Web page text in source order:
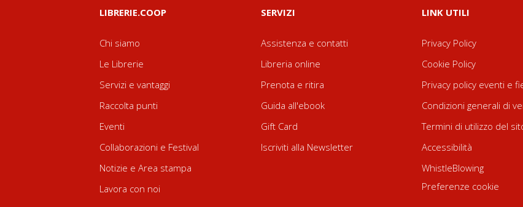
LIBRERIE.COOP
Chi siamo
Le Librerie
Servizi e vantaggi
Raccolta punti
Eventi
Collaborazioni e Festival
Notizie e Area stampa
Lavora con noi
SERVIZI
Assistenza e contatti
Libreria online
Prenota e ritira
Guida all'ebook
Gift Card
Iscriviti alla Newsletter
LINK UTILI
Privacy Policy
Cookie Policy
Privacy policy eventi e
Condizioni generali di
Termini di utilizzo del
Accessibilità
WhistleBlowing
Preferenze cookie